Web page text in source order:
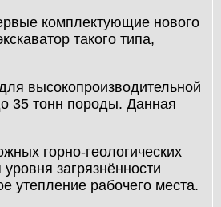
комплектующие нового
такого типа,
высокопроизводительной
35 тонн породы. Данная
горно-геологических
загрязнённости
утепление рабочего места.